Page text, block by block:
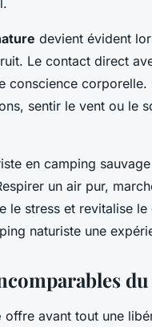
devient évident
Le contact direct
conscience
sentir le vent ou le
en camping
un air pur,
le stress et revitalise
naturiste une
offre avant tout une